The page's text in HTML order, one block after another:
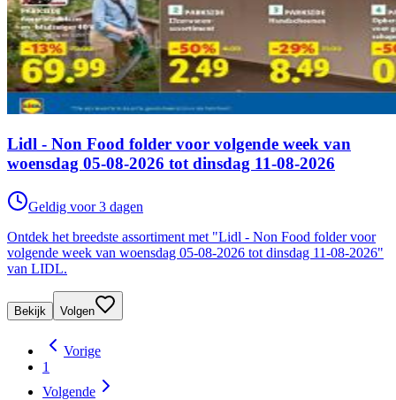
Lidl - Non Food folder voor volgende week van
woensdag 05-08-2026 tot dinsdag 11-08-2026
Geldig voor 3 dagen
Ontdek het breedste assortiment met "Lidl - Non Food folder voor
volgende week van woensdag 05-08-2026 tot dinsdag 11-08-2026"
van LIDL.
Bekijk Volgen
Vorige
1
Volgende